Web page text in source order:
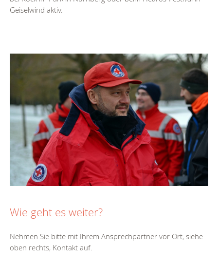
Geiselwind aktiv.
Wie geht es weiter?
Nehmen Sie bitte mit Ihrem Ansprechpartner vor Ort, siehe
oben rechts, Kontakt auf.